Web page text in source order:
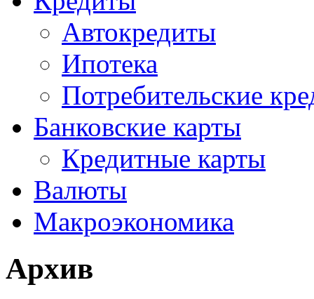
Автокредиты
Ипотека
Потребительские
Банковские карты
Кредитные карты
Валюты
Макроэкономика
Архив